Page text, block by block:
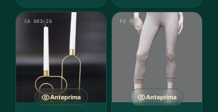
Anteprima
CA 003-26
Anteprima
PD 047